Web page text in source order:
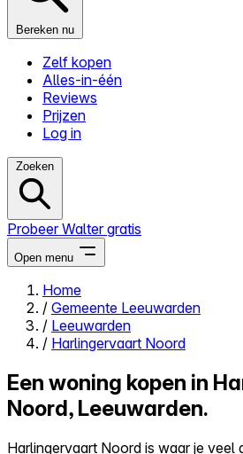
Bereken nu
Zelf kopen
Alles-in-één
Reviews
Prijzen
Log in
Zoeken
Probeer Walter gratis
Open menu
Close menu
Zelf kopen
Home
/ Gemeente Leeuwarden
/ Leeuwarden
/ Harlingervaart Noord
Een woning kopen in
Noord, Leeuwarden.
Harlingervaart Noord is waar je veel